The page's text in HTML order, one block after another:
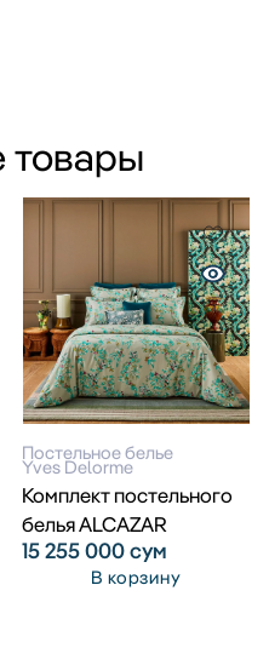
товары
Постельное белье
Yves Delorme
Комплект постельного
белья ALCAZAR
15 255 000сум
В корзину